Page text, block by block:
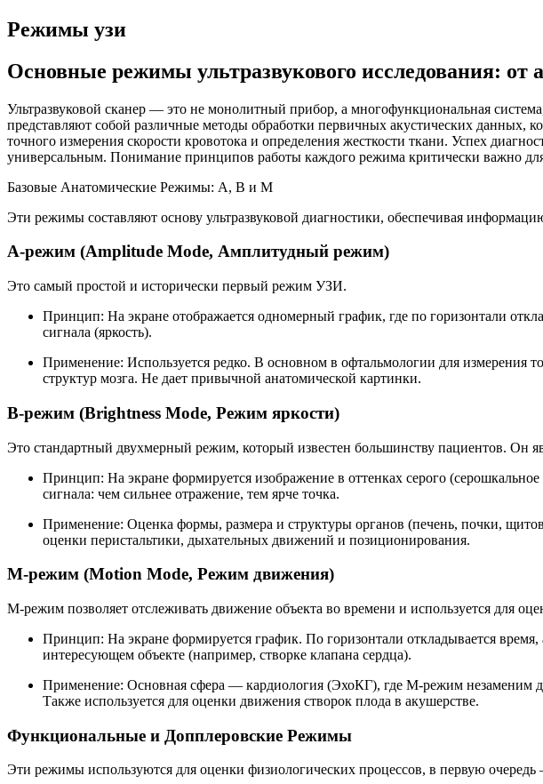
Режимы узи
Основные режимы ультразвукового исследования: от
Ультразвуковой сканер — это не монолитный прибор, а многофункциональная
представляют собой различные методы обработки первичных акустических данных,
точного измерения скорости кровотока и определения жесткости ткани. Успех
универсальным. Понимание принципов работы каждого режима критически важно
Базовые Анатомические Режимы: А, В и М
Эти режимы составляют основу ультразвуковой диагностики, обеспечивая
А-режим (Amplitude Mode, Амплитудный режим)
Это самый простой и исторически первый режим УЗИ.
Принцип: На экране отображается одномерный график, где по горизонтали
сигнала (яркость).
Применение: Используется редко. В основном в офтальмологии для
структур мозга. Не дает привычной анатомической картинки.
В-режим (Brightness Mode, Режим яркости)
Это стандартный двухмерный режим, который известен большинству пациентов. Он
Принцип: На экране формируется изображение в оттенках серого
сигнала: чем сильнее отражение, тем ярче точка.
Применение: Оценка формы, размера и структуры органов (печень, почки,
оценки перистальтики, дыхательных движений и позиционирования.
М-режим (Motion Mode, Режим движения)
М-режим позволяет отслеживать движение объекта во времени и используется для
Принцип: На экране формируется график. По горизонтали откладывается
интересующем объекте (например, створке клапана сердца).
Применение: Основная сфера — кардиология (ЭхоКГ), где М-режим незаменим
Также используется для оценки движения створок плода в акушерстве.
Функциональные и Допплеровские Режимы
Эти режимы используются для оценки физиологических процессов, в первую очередь